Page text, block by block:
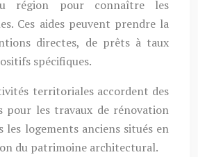
région pour connaître les
Ces aides peuvent prendre la
directes, de prêts à taux
spécifiques.
territoriales accordent des
pour les travaux de rénovation
les logements anciens situés en
du patrimoine architectural.